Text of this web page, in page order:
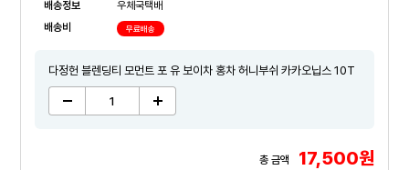
배송정보
우체국택배
배송비
무료배송
다정헌 블렌딩티 모먼트 포 유 보이차 홍차 허니부쉬 카카오닙스 10T
총 금액 17,500원